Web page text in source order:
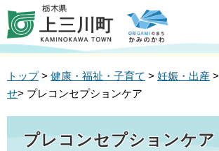
トップ> 健康・福祉・子育て > 妊娠・出産 >
せ> プレコンセプションケア
プレコンセプションケア